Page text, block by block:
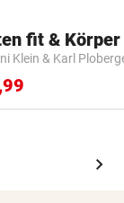
fit &
Klein & Karl
chevron_right